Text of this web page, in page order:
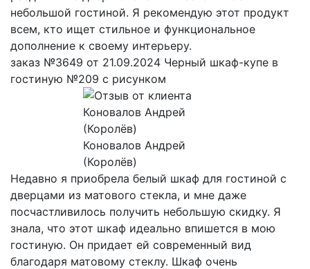
небольшой гостиной. Я рекомендую этот продукт
всем, кто ищет стильное и функциональное
дополнение к своему интерьеру.
заказ №3649 от 21.09.2024 Черный шкаф-купе в
гостиную №209 с рисунком
Коновалов Андрей
(Королёв)
Недавно я приобрела белый шкаф для гостиной с
дверцами из матового стекла, и мне даже
посчастливилось получить небольшую скидку. Я
знала, что этот шкаф идеально впишется в мою
гостиную. Он придает ей современный вид
благодаря матовому стеклу. Шкаф очень